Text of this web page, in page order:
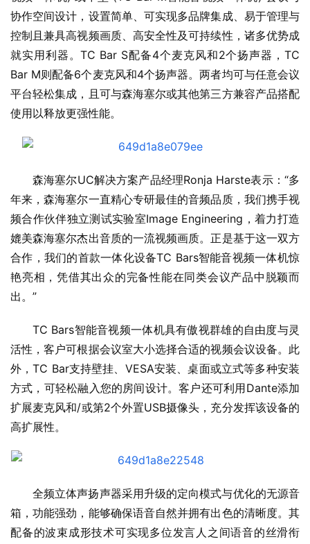
协作空间设计，设置简单、可实现多品牌集成、易于管理与
控制且兼具高视频画质、高安全性及可持续性，诸多优势成
就实用利器。TC Bar S配备4个麦克风和2个扬声器，TC
Bar M则配备6个麦克风和4个扬声器。两者均可与任意会议
平台轻松集成，且可与森海塞尔或其他第三方兼容产品搭配
使用以释放更强性能。
森海塞尔UC解决方案产品经理Ronja Harste表示：“多
年来，森海塞尔一直精心专研最佳的音频品质，我们携手视
频合作伙伴独立测试实验室Image Engineering，着力打造
媲美森海塞尔杰出音质的一流视频画质。正是基于这一双方
合作，我们的首款一体化设备TC Bars智能音视频一体机惊
艳亮相，凭借其出众的完备性能在同类会议产品中脱颖而
出。”
TC Bars智能音视频一体机具有傲视群雄的自由度与灵
活性，客户可根据会议室大小选择合适的视频会议设备。此
外，TC Bar支持壁挂、VESA安装、桌面或立式等多种安装
方式，可轻松融入您的房间设计。客户还可利用Dante添加
扩展麦克风和/或第2个外置USB摄像头，充分发挥该设备的
高扩展性。
全频立体声扬声器采用升级的定向模式与优化的无源音
箱，功能强劲，能够确保语音自然并拥有出色的清晰度。其
配备的波束成形技术可实现多位发言人之间语音的丝滑衔